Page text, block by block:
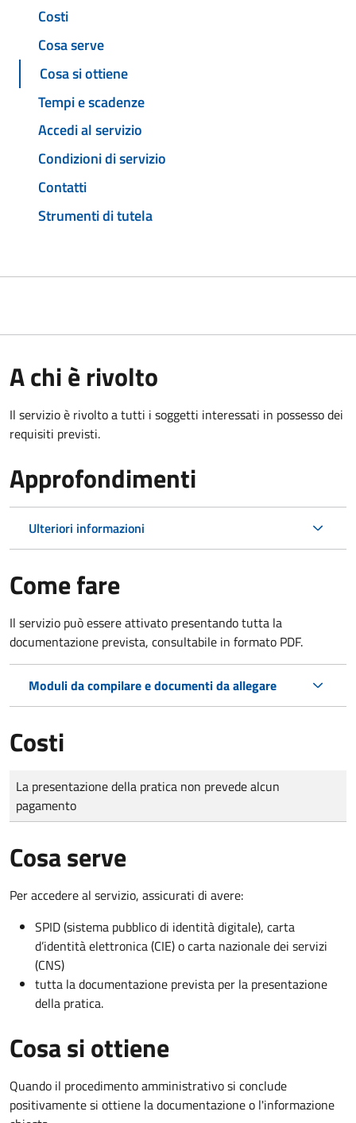
Costi
Cosa serve
Cosa si ottiene
Tempi e scadenze
Accedi al servizio
Condizioni di servizio
Contatti
Strumenti di tutela
A chi è rivolto
Il servizio è rivolto a tutti i soggetti interessati in possesso dei
requisiti previsti.
Approfondimenti
Ulteriori informazioni
Come fare
Il servizio può essere attivato presentando tutta la
documentazione prevista, consultabile in formato PDF.
Moduli da compilare e documenti da allegare
Costi
Tipo di pagamento
Importo
La presentazione della pratica non prevede alcun
pagamento
Cosa serve
Per accedere al servizio, assicurati di avere:
SPID (sistema pubblico di identità digitale), carta
d’identità elettronica (CIE) o carta nazionale dei servizi
(CNS)
tutta la documentazione prevista per la presentazione
della pratica.
Cosa si ottiene
Quando il procedimento amministrativo si conclude
positivamente si ottiene la documentazione o l'informazione